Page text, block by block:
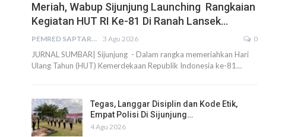
Meriah, Wabup Sijunjung Launching Rangkaian
Kegiatan HUT RI Ke-81 Di Ranah Lansek…
PEMRED SAPTARIUS 3 Agu 2026 0
JURNAL SUMBAR| Sijunjung - Dalam rangka memeriahkan Hari
Ulang Tahun (HUT) Kemerdekaan Republik Indonesia ke-81…
Tegas, Langgar Disiplin dan Kode Etik,
Empat Polisi Di Sijunjung…
4 Agu 2026